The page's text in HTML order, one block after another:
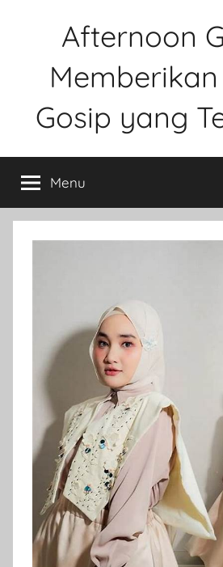
Afternoon
Gosip yang
Tentang
Ke
Gosipan
Menu